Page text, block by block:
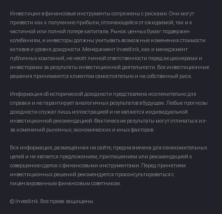
Инвестиции в финансовые инструменты сопряжены с рисками. Они могут
привести как к получению прибыли, отличающейся от ожидаемой, так и к
частичной или полной потере капитала. Рынок ценных бумаг подвержен
колебаниям, и инвесторы должны учитывать возможные изменения стоимости
активов и уровня доходности. Менеджмент Investlink, как и менеджмент
публичных компаний, не несёт личной ответственности перед акционерами и
инвесторами за результаты инвестиционной деятельности. Все инвестиционные
решения принимаются клиентом самостоятельно и на собственный риск.
Информация об исторической доходности представлена исключительно для
справки и не гарантирует аналогичных результатов в будущем. Любые прогнозы
доходности служат лишь иллюстрацией и не являются индивидуальной
инвестиционной рекомендацией. Фактические результаты могут отличаться из-
за изменений рыночных, экономических и иных факторов.
Вся информация, размещённая на сайте, предназначена для ознакомительных
целей и не является предложением, приглашением или рекомендацией к
совершению сделок с финансовыми инструментами. Перед принятием
инвестиционных решений рекомендуется проконсультироваться с
лицензированным финансовым советником.
© Investlink. Все права защищены.